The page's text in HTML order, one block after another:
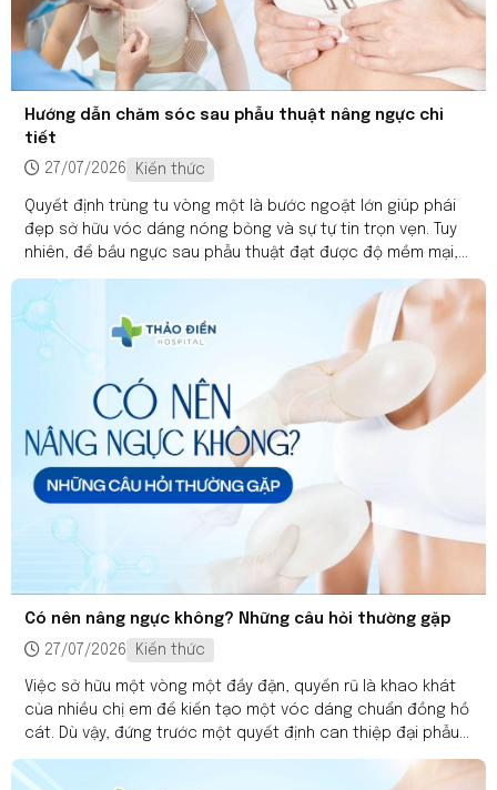
Hướng dẫn chăm sóc sau phẫu thuật nâng ngực chi
tiết
27/07/2026
Kiến thức
Quyết định trùng tu vòng một là bước ngoặt lớn giúp phái
đẹp sở hữu vóc dáng nóng bỏng và sự tự tin trọn vẹn. Tuy
nhiên, để bầu ngực sau phẫu thuật đạt được độ mềm mại,
tự nhiên và gom form hoàn hảo nhất, giai đoạn hậu phẫu
đóng vai trò quyết định đến 30% kết quả thành bại. Hiểu rõ
diễn biến của quá trình phục hồi sau nâng ngực sẽ giúp
bạn chủ động kiểm soát cơn đau, phòng ngừa biến chứng
và rút ngắn thời gian kiêng khem. Bài viết dưới đây là cuốn
cẩm nang hướng dẫn chăm sóc sau phẫu thuật nâng ngực
chi tiết, giúp bạn an tâm trải qua hành trình thăng hoa nhan
sắc.
Có nên nâng ngực không? Những câu hỏi thường gặp
27/07/2026
Kiến thức
Việc sở hữu một vòng một đầy đặn, quyến rũ là khao khát
của nhiều chị em để kiến tạo một vóc dáng chuẩn đồng hồ
cát. Dù vậy, đứng trước một quyết định can thiệp đại phẫu,
không ít chị em vẫn mang tâm lý e ngại, đắn đo liệu có nên
nâng ngực không, phương pháp này duy trì được bao lâu